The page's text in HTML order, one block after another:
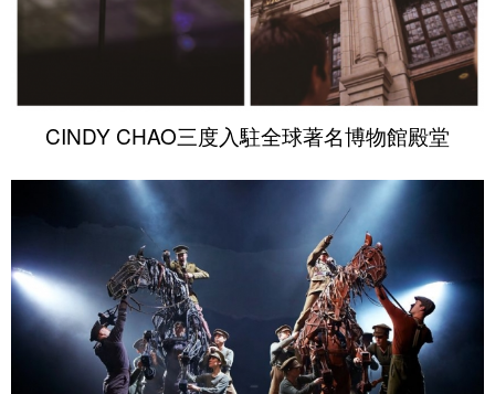
CINDY CHAO三度入駐全球著名博物館殿堂